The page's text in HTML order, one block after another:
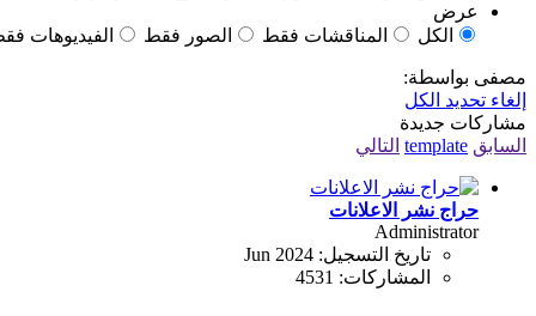
عرض
الكل
المناقشات فقط الصور فقط الفيديوهات
مصفى بواسطة:
إلغاء تحديد الكل
مشاركات جديدة
السابق template التالي
حراج نشر الاعلانات
Administrator
تاريخ التسجيل: Jun 2024
المشاركات: 4531